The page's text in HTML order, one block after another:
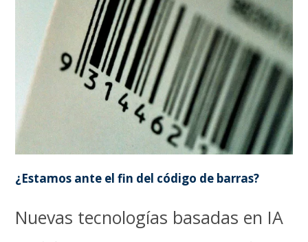
¿Estamos ante el fin del código de barras?
Nuevas tecnologías basadas en IA